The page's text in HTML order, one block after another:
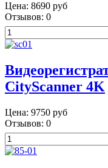
Цена: 8690 руб
Отзывов: 0
CityScanner 4K
Цена: 9750 руб
Отзывов: 0